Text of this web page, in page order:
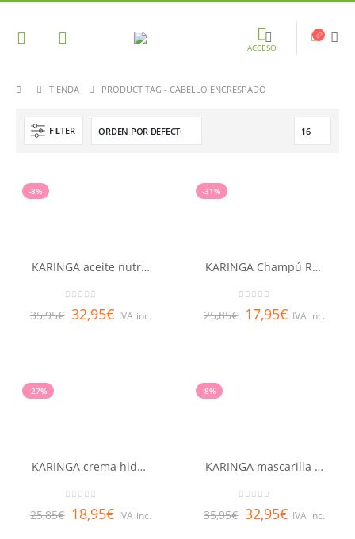
ACCESO
TIENDA PRODUCT TAG - CABELLO ENCRESPADO
FILTER
-8%
KARINGA aceite nutrición profunda RENE FURTERER 100 ml
35,95€ 32,95€ IVA inc.
-31%
KARINGA Champú RENE FURTERER 250 ml
25,85€ 17,95€ IVA inc.
-27%
KARINGA crema hidratante de peinado RENE FURTERER 150 ml
25,85€ 18,95€ IVA inc.
-8%
KARINGA mascarilla hidratación profunda RENE FURTERER 200 ml
35,95€ 32,95€ IVA inc.